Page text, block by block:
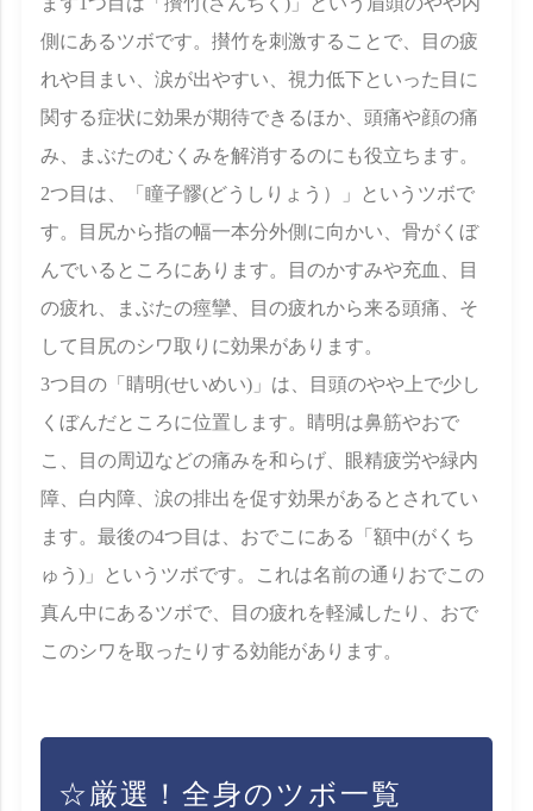
側にあるツボです。攅竹を刺激することで、目の疲
れや目まい、涙が出やすい、視力低下といった目に
関する症状に効果が期待できるほか、頭痛や顔の痛
み、まぶたのむくみを解消するのにも役立ちます。
2つ目は、「瞳子髎(どうしりょう）」というツボで
す。目尻から指の幅一本分外側に向かい、骨がくぼ
んでいるところにあります。目のかすみや充血、目
の疲れ、まぶたの痙攣、目の疲れから来る頭痛、そ
して目尻のシワ取りに効果があります。
3つ目の「睛明(せいめい)」は、目頭のやや上で少し
くぼんだところに位置します。睛明は鼻筋やおで
こ、目の周辺などの痛みを和らげ、眼精疲労や緑内
障、白内障、涙の排出を促す効果があるとされてい
ます。最後の4つ目は、おでこにある「額中(がくち
ゅう)」というツボです。これは名前の通りおでこの
真ん中にあるツボで、目の疲れを軽減したり、おで
このシワを取ったりする効能があります。
☆厳選！全身のツボ一覧